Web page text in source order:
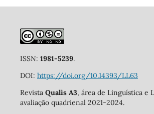
ISSN: 1981-5239.
DOI: https://doi.org/10.14393/LL63
Revista Qualis A3, área de Linguística e
avaliação quadrienal 2021-2024.